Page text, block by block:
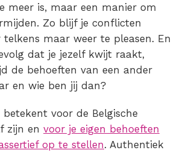
meer is, maar een manier om
Zo blijf je conflicten
maar weer te pleasen. En
dat je jezelf kwijt raakt,
de behoeften van een ander
en wie ben jij dan?
voor de Belgische
zijn en voor je eigen behoeften
op te stellen. Authentiek